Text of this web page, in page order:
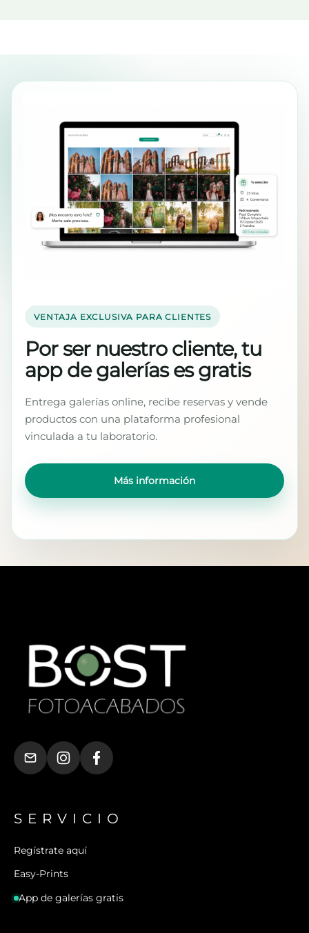
VENTAJA EXCLUSIVA PARA CLIENTES
Por ser nuestro cliente, tu
app de galerías es gratis
Entrega galerías online, recibe reservas y vende
productos con una plataforma profesional
vinculada a tu laboratorio.
Más información
SERVICIO
Regístrate aquí
Easy-Prints
App de galerías gratis